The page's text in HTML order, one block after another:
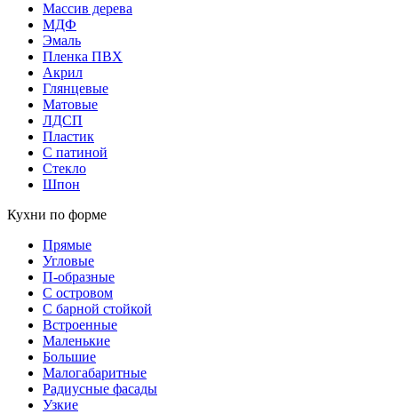
Массив дерева
МДФ
Эмаль
Пленка ПВХ
Акрил
Глянцевые
Матовые
ЛДСП
Пластик
С патиной
Стекло
Шпон
Кухни по форме
Прямые
Угловые
П-образные
С островом
С барной стойкой
Встроенные
Маленькие
Большие
Малогабаритные
Радиусные фасады
Узкие